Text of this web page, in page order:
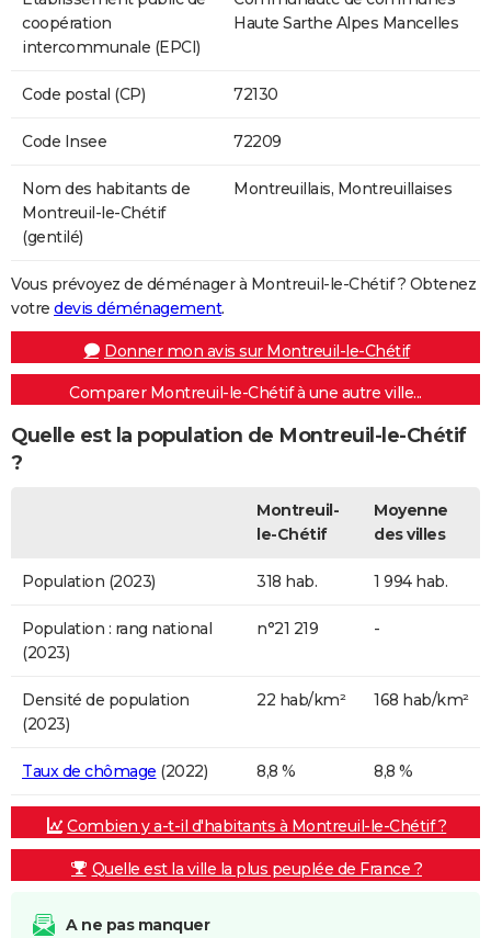
coopération
intercommunale (EPCI)
Haute Sarthe Alpes Mancelles
Code postal (CP) 72130
Code Insee 72209
Nom des habitants de
Montreuil-le-Chétif
(gentilé)
Montreuillais, Montreuillaises
Vous prévoyez de déménager à Montreuil-le-Chétif ? Obtenez
votre devis déménagement.
Donner mon avis sur Montreuil-le-Chétif
Comparer Montreuil-le-Chétif à une autre ville...
Quelle est la population de Montreuil-le-Chétif
?
Montreuil-
le-Chétif
Moyenne
des villes
Population (2023) 318 hab. 1 994 hab.
Population : rang national
(2023)
n°21 219 -
Densité de population
(2023)
22 hab/km² 168 hab/km²
Taux de chômage (2022) 8,8 % 8,8 %
Combien y a-t-il d'habitants à Montreuil-le-Chétif ?
Quelle est la ville la plus peuplée de France ?
A ne pas manquer